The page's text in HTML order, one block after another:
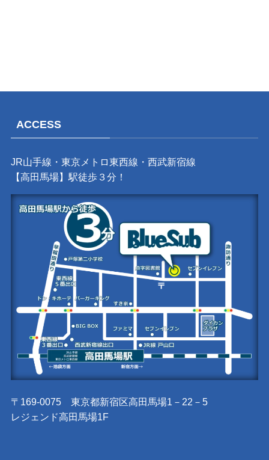
ACCESS
JR山手線・東京メトロ東西線・西武新宿線
【高田馬場】駅徒歩３分！
〒169-0075 東京都新宿区高田馬場1－22－5
レジェンド高田馬場1F